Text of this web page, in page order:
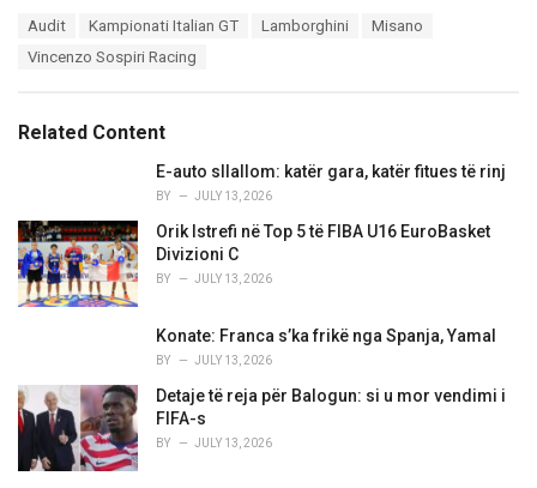
i
Audit Kampionati Italian GT Lamborghini
Misano
Vincenzo Sospiri Racing
Related Content
E-auto sllallom: katër gara, katër fitues të rinj
BY JULY 13, 2026
Orik Istrefi në Top 5 të FIBA U16 EuroBasket
Divizioni C
BY JULY 13, 2026
Konate: Franca s’ka frikë nga Spanja, Yamal
BY JULY 13, 2026
Detaje të reja për Balogun: si u mor vendimi i
FIFA-s
BY JULY 13, 2026